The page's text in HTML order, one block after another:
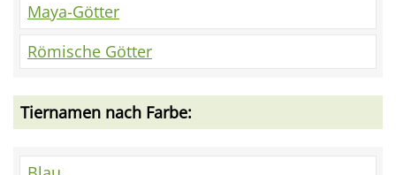
Maya-Götter
Römische Götter
Tiernamen nach Farbe: